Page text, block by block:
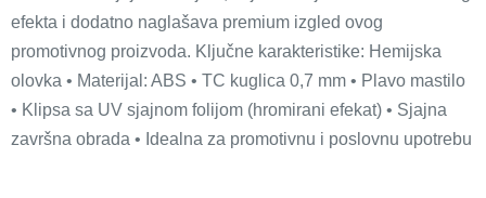
efekta i dodatno naglašava premium izgled ovog
promotivnog proizvoda. Ključne karakteristike: Hemijska
olovka • Materijal: ABS • TC kuglica 0,7 mm • Plavo mastilo
• Klipsa sa UV sjajnom folijom (hromirani efekat) • Sjajna
završna obrada • Idealna za promotivnu i poslovnu upotrebu